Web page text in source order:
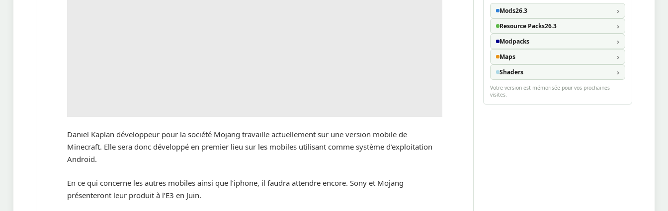
Daniel Kaplan développeur pour la société Mojang travaille actuellement sur une version mobile de
Minecraft. Elle sera donc développé en premier lieu sur les mobiles utilisant comme système d’exploitation
Android.
En ce qui concerne les autres mobiles ainsi que l’iphone, il faudra attendre encore. Sony et Mojang
présenteront leur produit à l’E3 en Juin.
Mods26.3
Resource Packs26.3
Modpacks
Maps
Shaders
Votre version est mémorisée pour vos prochaines
visites.